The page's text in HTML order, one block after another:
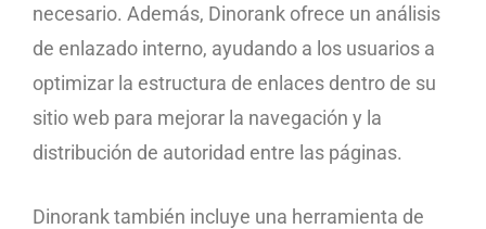
necesario. Además, Dinorank ofrece un análisis
de enlazado interno, ayudando a los usuarios a
optimizar la estructura de enlaces dentro de su
sitio web para mejorar la navegación y la
distribución de autoridad entre las páginas.
Dinorank también incluye una herramienta de